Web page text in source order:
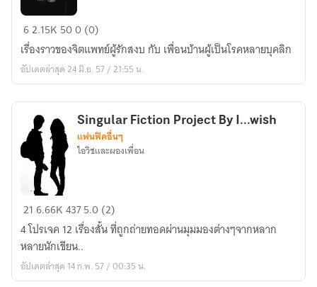
Keep
your
eyes
fixed
:Fic
FreeBatch
[นัก
แสดง
Sherlock]
62.15K 500 (0)
เรื่องราวของจิตแพทย์ผู้รักสงบ กับ เพื่อนบ้านผู้เป็นโรคหลายบุคลิก
อัปเดตล่าสุด 24 มิ.ย. 57 / 21:55 น.
Singular
Fiction
Project
By
I...wish
Singular Fiction Project By I...wish
แฟนฟิคอื่นๆ
ไอวิชและผองเพื่อน
216.66K4375.0 (2)
4 โปรเจค 12 เรื่องสั้น ที่ถูกถ่ายทอดผ่านมุมมองต่างๆจากหลาก
หลายนักเขียน..
อัปเดตล่าสุด 14 ก.พ. 57 / 00:35 น.